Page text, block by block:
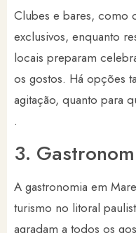
Clubes e bares, como
exclusivos, enquanto
locais preparam
os gostos. Há opções
agitação, quanto para
.
3.
A gastronomia em
turismo no litoral
agradam a todos os